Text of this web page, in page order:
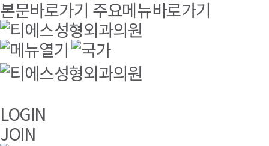
본문바로가기 주요메뉴바로가기
LOGIN
JOIN